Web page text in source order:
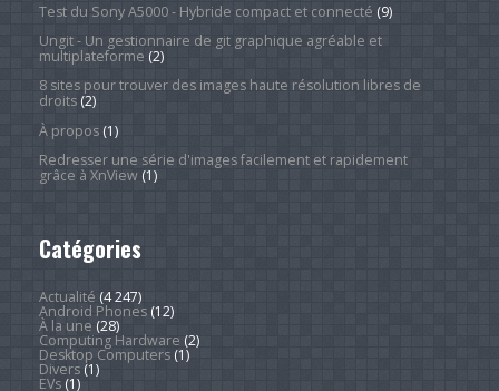
Test du Sony A5000 - Hybride compact et connecté (9)
Ungit - Un gestionnaire de git graphique agréable et
multiplateforme (2)
8 sites pour trouver des images haute résolution libres de
droits(2)
À propos(1)
Redresser une série d'images facilement et rapidement
grâce à XnView(1)
Catégories
Actualité (4 247)
Android Phones(12)
À la une (28)
Computing Hardware (2)
Desktop Computers(1)
Divers(1)
EVs(1)